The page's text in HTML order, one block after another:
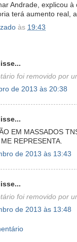
Andrade, explicou
terá aumento real,
às 19:43
foi removido por
de 2013 às 20:38
EM MASSADOS
REPRESENTA.
de 2013 às 13:43
foi removido por
de 2013 às 13:48